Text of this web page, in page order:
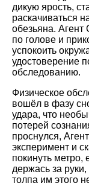
дикую ярость,
раскачиваться
обезьяна. Агент
по голове и
успокоить
удостоверение
обследованию.
Физическое
вошёл в фазу
удара, что
потерей
проснулся,
эксперимент и
покинуть метро,
держась за
толпа им этого